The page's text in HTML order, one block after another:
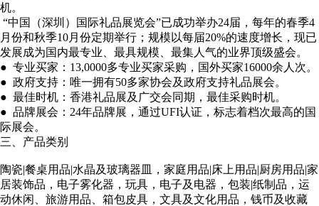
机。
“中国（深圳）国际礼品展览会”已成功举办24届，每年的春季4
月份和秋季10月份定期举行；规模以每届20%的速度增长，现已
发展成为国内最专业、最具规模、最集人气的业界顶级盛会。
● 专业买家：13,0000多专业买家采购，国外买家16000余人次。
● 政府支持：唯一拥有50多家协会及政府支持礼品展会。
● 最佳时机：香港礼品展及广交会同期，最佳采购时机。
● 品牌展会：24年品牌展，通过UFI认证，标志着档次最高的国
际展会。
三、产品类别
陶瓷|餐桌用品|水晶及玻璃器皿，家庭用品|床上用品|厨房用品|家
居装饰品，电子雾化器，玩具，电子及电器，包装|纸制品，运
动休闲、旅游用品、箱包皮具，文具及文化用品，钱币及收藏